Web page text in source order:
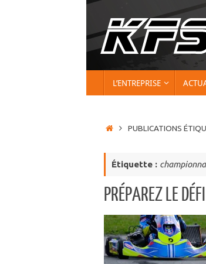
L’ENTREPRISE
ACCUEIL
PUBLICATIONS
Étiquette :
PRÉPAREZ LE